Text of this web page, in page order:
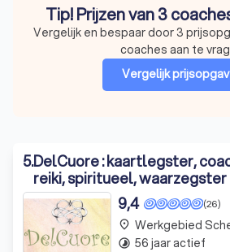
Tip! Prijzen van 3
Vergelijk en bespaar door 3
coaches aan te
Vergelijk
5.DelCuore : kaartlegster,
reiki, spiritueel, waarzegster
(26)
9,4
place
timelapse 56 jaar actief